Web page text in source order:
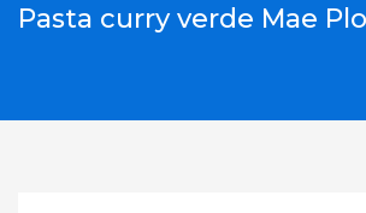
Pasta curry verde Mae